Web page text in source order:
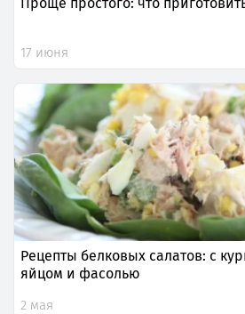
17 июня
Рецепты белковых салатов: с
яйцом и фасолью
2 мая